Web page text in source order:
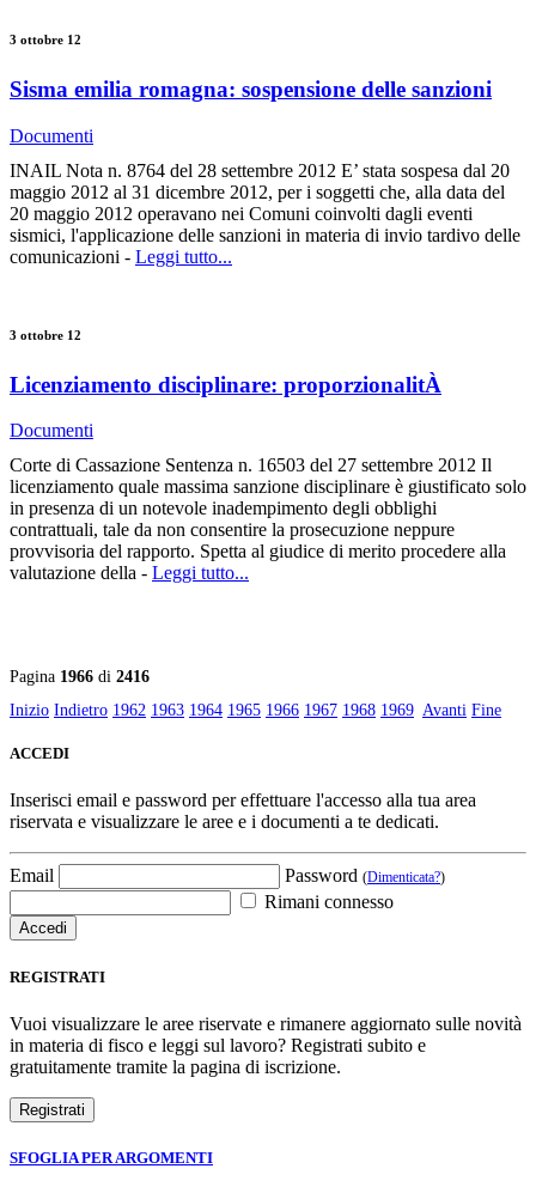
3 ottobre 12
Sisma emilia romagna: sospensione delle sanzioni
Documenti
INAIL Nota n. 8764 del 28 settembre 2012 E’ stata sospesa dal 20
maggio 2012 al 31 dicembre 2012, per i soggetti che, alla data del
20 maggio 2012 operavano nei Comuni coinvolti dagli eventi
sismici, l'applicazione delle sanzioni in materia di invio tardivo delle
comunicazioni - Leggi tutto...
3 ottobre 12
Licenziamento disciplinare: proporzionalitÀ
Documenti
Corte di Cassazione Sentenza n. 16503 del 27 settembre 2012 Il
licenziamento quale massima sanzione disciplinare è giustificato solo
in presenza di un notevole inadempimento degli obblighi
contrattuali, tale da non consentire la prosecuzione neppure
provvisoria del rapporto. Spetta al giudice di merito procedere alla
valutazione della - Leggi tutto...
Pagina 1966 di 2416
Inizio Indietro 1962 1963 1964 1965 1966 1967 1968 1969 Avanti Fine
ACCEDI
Inserisci email e password per effettuare l'accesso alla tua area
riservata e visualizzare le aree e i documenti a te dedicati.
Email Password (Dimenticata?)
Rimani connesso
REGISTRATI
Vuoi visualizzare le aree riservate e rimanere aggiornato sulle novità
in materia di fisco e leggi sul lavoro? Registrati subito e
gratuitamente tramite la pagina di iscrizione.
SFOGLIA PER ARGOMENTI